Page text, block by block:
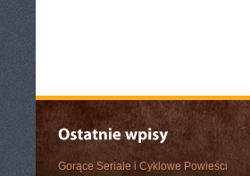
Gorące Seriale i Cyklowe Powieści